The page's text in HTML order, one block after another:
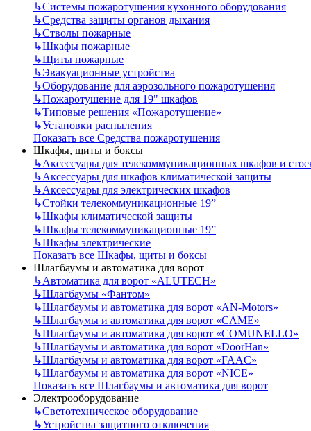
↳Системы пожаротушения кухонного оборудования
↳Средства защиты органов дыхания
↳Стволы пожарные
↳Шкафы пожарные
↳Щиты пожарные
↳Эвакуационные устройства
↳Оборудование для аэрозольного пожаротушения
↳Пожаротушение для 19" шкафов
↳Типовые решения «Пожаротушение»
↳Установки распыления
Показать все Средства пожаротушения
Шкафы, щиты и боксы
↳Аксессуары для телекоммуникационных шкафов и
↳Аксессуары для шкафов климатической защиты
↳Аксессуары для электрических шкафов
↳Стойки телекоммуникационные 19”
↳Шкафы климатической защиты
↳Шкафы телекоммуникационные 19”
↳Шкафы электрические
Показать все Шкафы, щиты и боксы
Шлагбаумы и автоматика для ворот
↳Автоматика для ворот «ALUTECH»
↳Шлагбаумы «Фантом»
↳Шлагбаумы и автоматика для ворот «AN-Motors»
↳Шлагбаумы и автоматика для ворот «CAME»
↳Шлагбаумы и автоматика для ворот «COMUNELLO»
↳Шлагбаумы и автоматика для ворот «DoorHan»
↳Шлагбаумы и автоматика для ворот «FAAC»
↳Шлагбаумы и автоматика для ворот «NICE»
Показать все Шлагбаумы и автоматика для ворот
Электрооборудование
↳Светотехническое оборудование
↳Устройства защитного отключения